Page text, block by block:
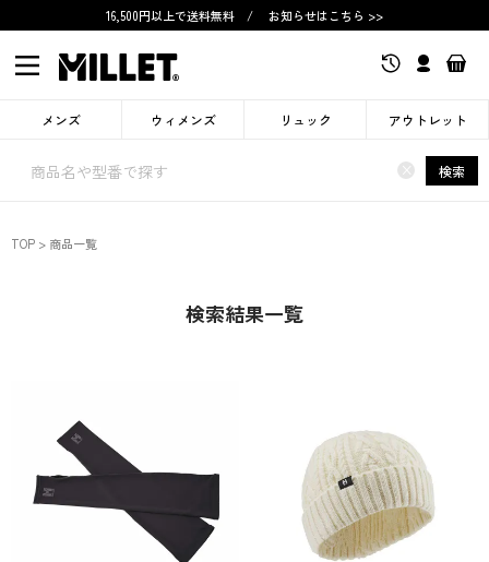
16,500円以上で送料無料 / お知らせはこちら >>
メンズ ウィメンズ リュック アウトレット
× 検索
TOP 商品一覧
検索結果一覧